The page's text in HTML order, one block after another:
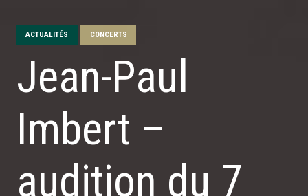
ACTUALITÉS CONCERTS
Jean-Paul
Imbert –
audition du 7